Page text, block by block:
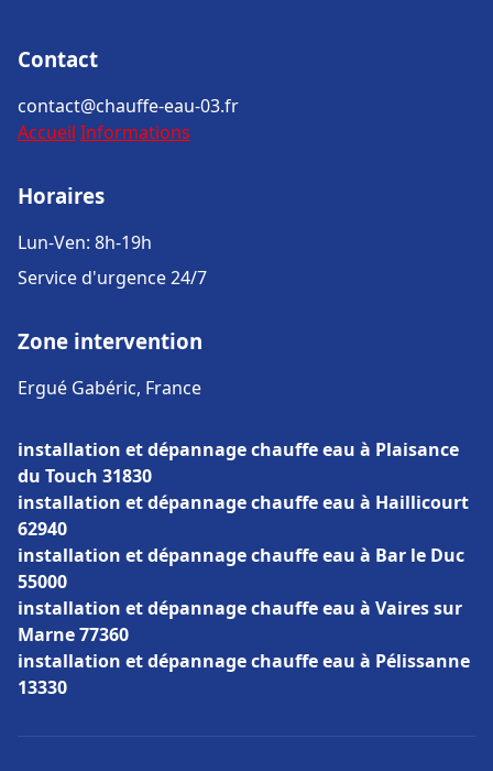
Contact
contact@chauffe-eau-03.fr
Accueil Informations
Horaires
Lun-Ven: 8h-19h
Service d'urgence 24/7
Zone intervention
Ergué Gabéric, France
installation et dépannage chauffe eau à Plaisance
du Touch 31830
installation et dépannage chauffe eau à Haillicourt
62940
installation et dépannage chauffe eau à Bar le Duc
55000
installation et dépannage chauffe eau à Vaires sur
Marne 77360
installation et dépannage chauffe eau à Pélissanne
13330